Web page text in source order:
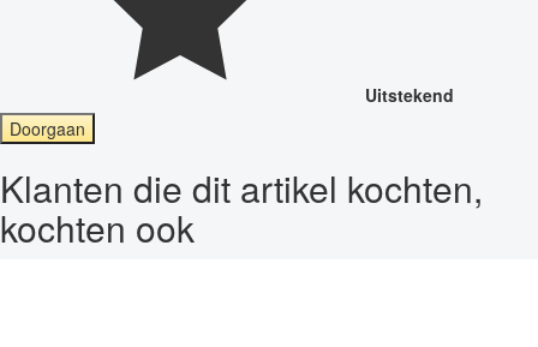
Uitstekend
Doorgaan
Klanten die dit artikel kochten,
kochten ook